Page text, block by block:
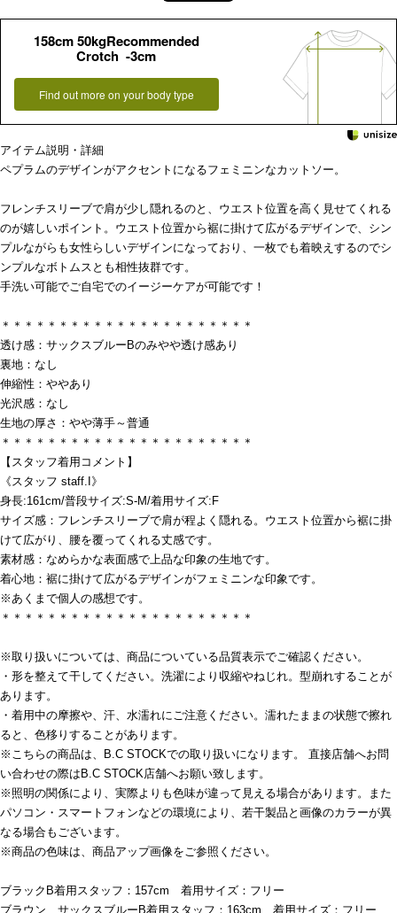
158cm 50kgRecommended
Crotch -3cm
Find out more on your body type
アイテム説明・詳細
ペプラムのデザインがアクセントになるフェミニンなカットソー。
フレンチスリーブで肩が少し隠れるのと、ウエスト位置を高く見せてくれる
のが嬉しいポイント。ウエスト位置から裾に掛けて広がるデザインで、シン
プルながらも女性らしいデザインになっており、一枚でも着映えするのでシ
ンプルなボトムスとも相性抜群です。
手洗い可能でご自宅でのイージーケアが可能です！
＊＊＊＊＊＊＊＊＊＊＊＊＊＊＊＊＊＊＊＊＊＊
透け感：サックスブルーBのみやや透け感あり
裏地：なし
伸縮性：ややあり
光沢感：なし
生地の厚さ：やや薄手～普通
＊＊＊＊＊＊＊＊＊＊＊＊＊＊＊＊＊＊＊＊＊＊
【スタッフ着用コメント】
《スタッフ staff.I》
身長:161cm/普段サイズ:S-M/着用サイズ:F
サイズ感：フレンチスリーブで肩が程よく隠れる。ウエスト位置から裾に掛
けて広がり、腰を覆ってくれる丈感です。
素材感：なめらかな表面感で上品な印象の生地です。
着心地：裾に掛けて広がるデザインがフェミニンな印象です。
※あくまで個人の感想です。
＊＊＊＊＊＊＊＊＊＊＊＊＊＊＊＊＊＊＊＊＊＊
※取り扱いについては、商品についている品質表示でご確認ください。
・形を整えて干してください。洗濯により収縮やねじれ。型崩れすることが
あります。
・着用中の摩擦や、汗、水濡れにご注意ください。濡れたままの状態で擦れ
ると、色移りすることがあります。
※こちらの商品は、B.C STOCKでの取り扱いになります。 直接店舗へお問
い合わせの際はB.C STOCK店舗へお願い致します。
※照明の関係により、実際よりも色味が違って見える場合があります。また
パソコン・スマートフォンなどの環境により、若干製品と画像のカラーが異
なる場合もございます。
※商品の色味は、商品アップ画像をご参照ください。
ブラックB着用スタッフ：157cm 着用サイズ：フリー
ブラウン、サックスブルーB着用スタッフ：163cm 着用サイズ：フリー